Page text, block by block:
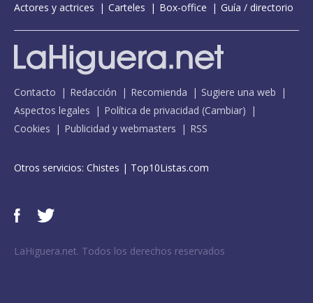
Actores y actrices
Carteles Box-office Guía / directorio
Contacto Redacción Recomienda
Sugiere una web
Aspectos legales
Política de privacidad (Cambiar)
Cookies
Publicidad y webmasters RSS
Otros servicios: Chistes | Top10Listas.com
LaHiguera.net. Todos los derechos reservados